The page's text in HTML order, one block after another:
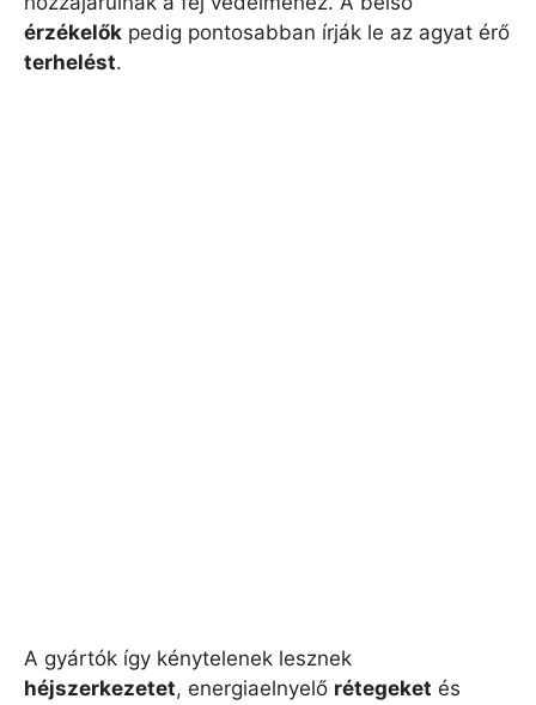
érzékelők pedig pontosabban írják le az agyat érő
terhelést.
A gyártók így kénytelenek lesznek
héjszerkezetet, energiaelnyelő rétegeket és